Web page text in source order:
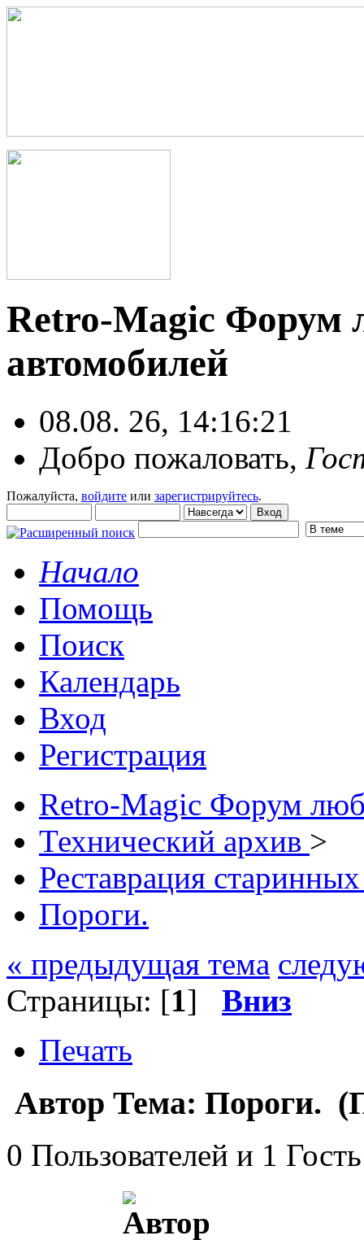
Retro-Magic Форум
автомобилей
08.08. 26, 14:16:21
Добро пожаловать,
Пожалуйста, войдите или зарегистрируйтесь.
Начало
Помощь
Поиск
Календарь
Вход
Регистрация
Retro-Magic Форум
Технический архив >
Реставрация
Пороги.
« предыдущая тема
Страницы: [1] Вниз
Печать
Автор Тема: Пороги.
0 Пользователей и 1